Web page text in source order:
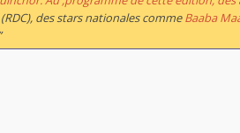
des stars nationales commeBaaba